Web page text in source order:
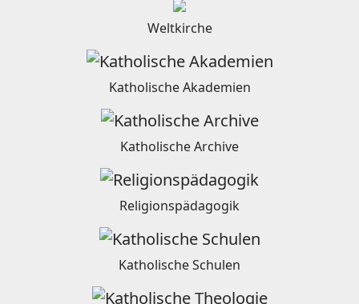
Weltkirche
Katholische Akademien
Katholische Archive
Religionspädagogik
Katholische Schulen